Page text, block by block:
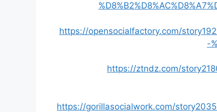
https://opensocialfactory.com/
-
https://ztndz.com/
https://gorillasocialwork.com/